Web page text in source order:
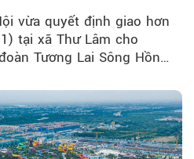
vừa quyết định giao hơn
tại xã Thư Lâm cho
Tương Lai Sông Hồng